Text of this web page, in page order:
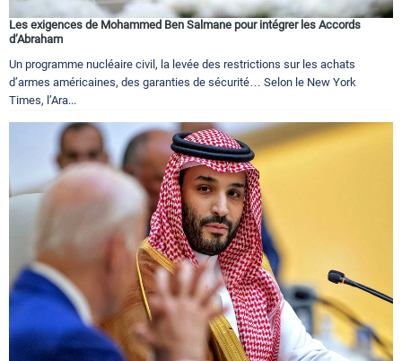
Les exigences de Mohammed Ben Salmane pour intégrer les Accords
d’Abraham
Un programme nucléaire civil, la levée des restrictions sur les achats
d’armes américaines, des garanties de sécurité… Selon le New York
Times, l’Ara...